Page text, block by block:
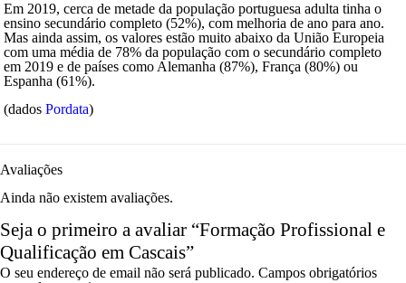
Em 2019, cerca de metade da população portuguesa adulta tinha o
ensino secundário completo (52%), com melhoria de ano para ano.
Mas ainda assim, os valores estão muito abaixo da União Europeia
com uma média de 78% da população com o secundário completo
em 2019 e de países como Alemanha (87%), França (80%) ou
Espanha (61%).
(dadosPordata)
Avaliações
Ainda não existem avaliações.
Seja o primeiro a avaliar “Formação Profissional e
Qualificação em Cascais”
O seu endereço de email não será publicado. Campos obrigatórios